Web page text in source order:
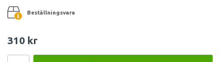
Beställningsvara
310 kr